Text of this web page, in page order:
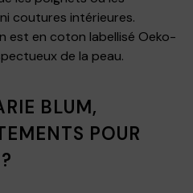
coutures intérieures.
est en coton labellisé Oeko-
de la peau.
BLUM,
POUR